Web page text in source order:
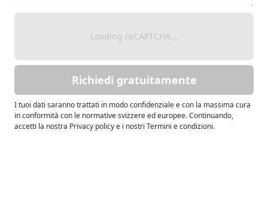
Loading reCAPTCHA...
Richiedi gratuitamente
I tuoi dati saranno trattati in modo confidenziale e con la massima cura
in conformità con le normative svizzere ed europee. Continuando,
accetti la nostra Privacy policy e i nostri Termini e condizioni.